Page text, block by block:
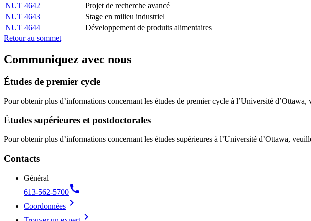
NUT 4642
Projet de recherche avancé
NUT 4643
Stage en milieu industriel
NUT 4644
Développement de produits alimentaires
Retour au sommet
Communiquez avec nous
Études de premier cycle
Pour obtenir plus d’informations concernant les études de premier cycle à l’Université d’Ottawa,
Études supérieures et postdoctorales
Pour obtenir plus d’informations concernant les études supérieures à l’Université d’Ottawa,
Contacts
Général
613-562-5700call
Coordonnées chevron_right
chevron_right